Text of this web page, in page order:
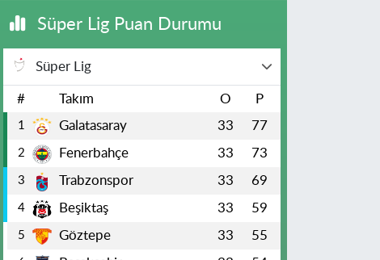
Süper Lig Puan Durumu
Süper Lig
# Takım O P
1 Galatasaray 33 77
2 Fenerbahçe 33 73
3 Trabzonspor 33 69
4 Beşiktaş 33 59
5 Göztepe 33 55